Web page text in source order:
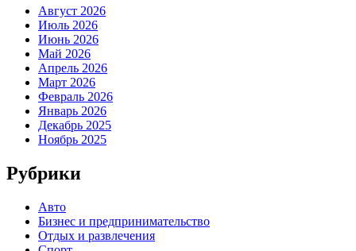
Август 2026
Июль 2026
Июнь 2026
Май 2026
Апрель 2026
Март 2026
Февраль 2026
Январь 2026
Декабрь 2025
Ноябрь 2025
Рубрики
Авто
Бизнес и предпринимательство
Отдых и развлечения